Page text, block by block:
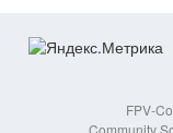
FPV-